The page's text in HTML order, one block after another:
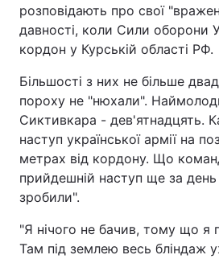
Головна
розповідають про свої
давності, коли Сили оборони
кордон у Курській області РФ.
Більшості з них не більше
пороху не "нюхали".
Сиктивкара - дев'ятнадцять.
наступ української армії на
метрах від кордону. Що
прийдешній наступ ще за день
зробили".
"Я нічого не бачив, тому що я
Там під землею весь бліндаж